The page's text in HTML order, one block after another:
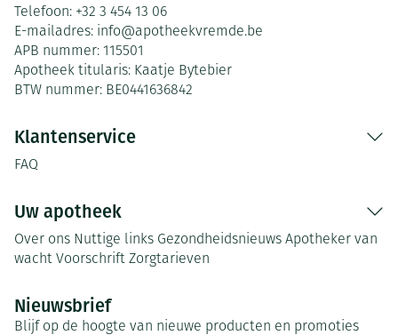
Telefoon: +32 3 454 13 06
E-mailadres: info@apotheekvremde.be
APB nummer: 115501
Apotheek titularis: Kaatje Bytebier
BTW nummer: BE0441636842
Klantenservice
FAQ
Uw apotheek
Over ons Nuttige links Gezondheidsnieuws Apotheker van
wacht Voorschrift Zorgtarieven
Nieuwsbrief
Blijf op de hoogte van nieuwe producten en promoties